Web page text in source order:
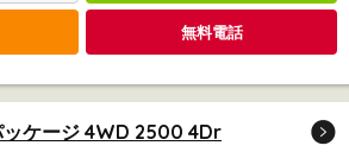
無料電話
ケージ 4WD 2500 4Dr